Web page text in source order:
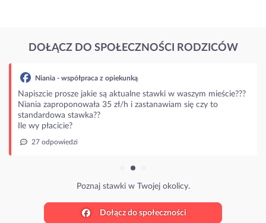
DOŁĄCZ DO SPOŁECZNOŚCI RODZICÓW
Niania - współpraca z opiekunką
Napiszcie prosze jakie są aktualne stawki w waszym mieście???
Niania zaproponowała 35 zł/h i zastanawiam się czy to
standardowa stawka??
Ile wy płacicie?
27 odpowiedzi
Poznaj stawki w Twojej okolicy.
Dołącz do społeczności